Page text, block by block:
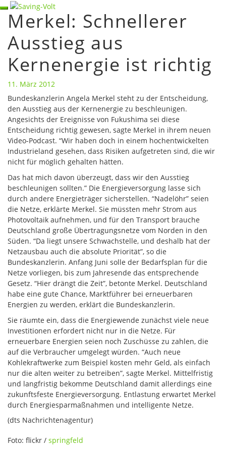
Skip
content
Toggle
navigation
Merkel:
Schnellerer
Ausstieg
aus
Kernenergie
ist
Merkel: Schnellerer
Ausstieg aus
Kernenergie ist richtig
11. März 2012
Bundeskanzlerin Angela Merkel steht zu der Entscheidung,
den Ausstieg aus der Kernenergie zu beschleunigen.
Angesichts der Ereignisse von Fukushima sei diese
Entscheidung richtig gewesen, sagte Merkel in ihrem neuen
Video-Podcast. “Wir haben doch in einem hochentwickelten
Industrieland gesehen, dass Risiken aufgetreten sind, die wir
nicht für möglich gehalten hätten.
Das hat mich davon überzeugt, dass wir den Ausstieg
beschleunigen sollten.” Die Energieversorgung lasse sich
durch andere Energieträger sicherstellen. “Nadelöhr” seien
die Netze, erklärte Merkel. Sie müssten mehr Strom aus
Photovoltaik aufnehmen, und für den Transport brauche
Deutschland große Übertragungsnetze vom Norden in den
Süden. “Da liegt unsere Schwachstelle, und deshalb hat der
Netzausbau auch die absolute Priorität”, so die
Bundeskanzlerin. Anfang Juni solle der Bedarfsplan für die
Netze vorliegen, bis zum Jahresende das entsprechende
Gesetz. “Hier drängt die Zeit”, betonte Merkel. Deutschland
habe eine gute Chance, Marktführer bei erneuerbaren
Energien zu werden, erklärt die Bundeskanzlerin.
Sie räumte ein, dass die Energiewende zunächst viele neue
Investitionen erfordert nicht nur in die Netze. Für
erneuerbare Energien seien noch Zuschüsse zu zahlen, die
auf die Verbraucher umgelegt würden. “Auch neue
Kohlekraftwerke zum Beispiel kosten mehr Geld, als einfach
nur die alten weiter zu betreiben”, sagte Merkel. Mittelfristig
und langfristig bekomme Deutschland damit allerdings eine
zukunftsfeste Energieversorgung. Entlastung erwartet Merkel
durch Energiesparmaßnahmen und intelligente Netze.
(dts Nachrichtenagentur)
Foto: flickr / springfeld